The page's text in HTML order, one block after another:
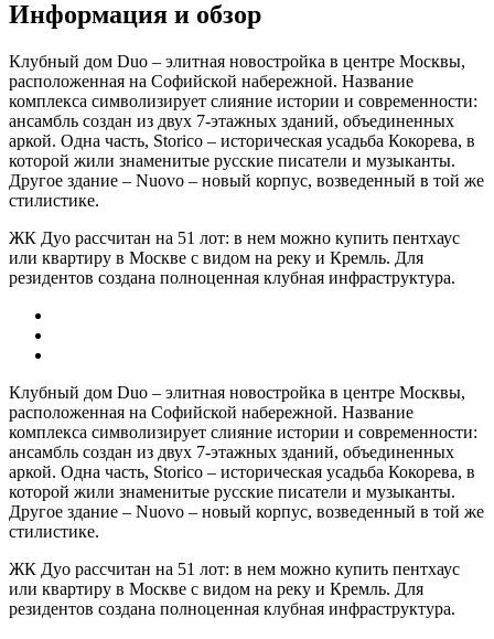
Информация и обзор
Клубный дом Duo – элитная новостройка в центре Москвы,
расположенная на Софийской набережной. Название
комплекса символизирует слияние истории и современности:
ансамбль создан из двух 7-этажных зданий, объединенных
аркой. Одна часть, Storico – историческая усадьба Кокорева, в
которой жили знаменитые русские писатели и музыканты.
Другое здание – Nuovo – новый корпус, возведенный в той же
стилистике.
ЖК Дуо рассчитан на 51 лот: в нем можно купить пентхаус
или квартиру в Москве с видом на реку и Кремль. Для
резидентов создана полноценная клубная инфраструктура.
Клубный дом Duo – элитная новостройка в центре Москвы,
расположенная на Софийской набережной. Название
комплекса символизирует слияние истории и современности:
ансамбль создан из двух 7-этажных зданий, объединенных
аркой. Одна часть, Storico – историческая усадьба Кокорева, в
которой жили знаменитые русские писатели и музыканты.
Другое здание – Nuovo – новый корпус, возведенный в той же
стилистике.
ЖК Дуо рассчитан на 51 лот: в нем можно купить пентхаус
или квартиру в Москве с видом на реку и Кремль. Для
резидентов создана полноценная клубная инфраструктура.